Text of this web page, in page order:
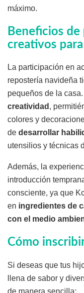
máximo.
Beneficios
creativos
La participación en
repostería navideña
pequeños de la
creatividad ,
colores y
de desarrollar
utensilios y técnicas
Además, la
introducción
consciente, ya que
en ingredientes de
con el medio
Cómo
Si deseas que tus
llena de sabor y